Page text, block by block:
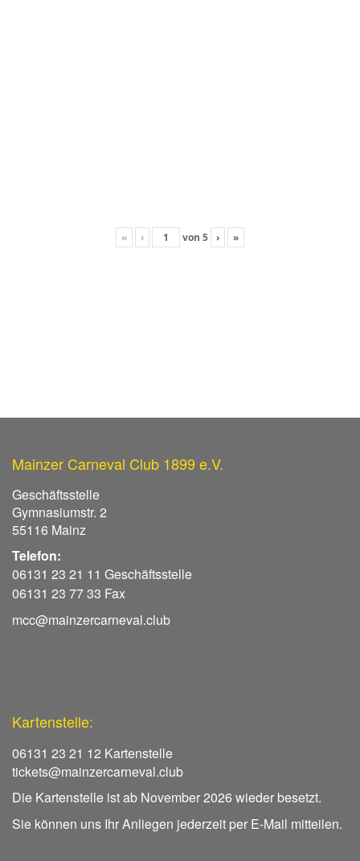
« ‹ von 5 › »
Mainzer Carneval Club 1899 e.V.
Geschäftsstelle
Gymnasiumstr. 2
55116 Mainz
Telefon:
06131 23 21 11 Geschäftsstelle
06131 23 77 33 Fax
mcc@mainzercarneval.club
Kartenstelle:
06131 23 21 12 Kartenstelle
tickets@mainzercarneval.club
Die Kartenstelle ist ab November 2026 wieder besetzt.
Sie können uns Ihr Anliegen jederzeit per E-Mail mitteilen.